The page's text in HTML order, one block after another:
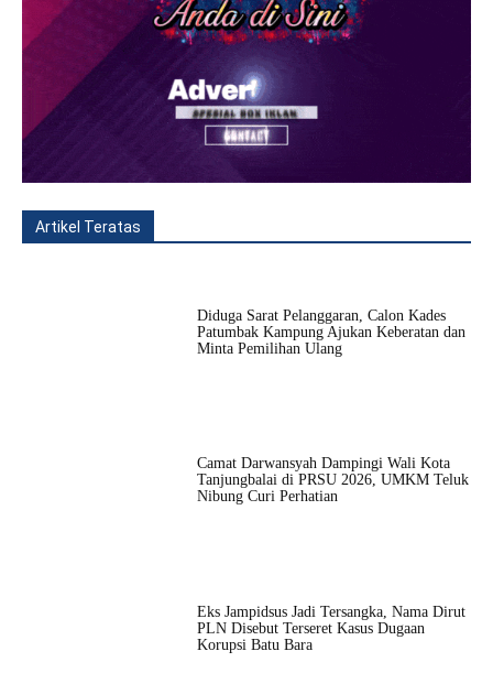
Artikel Teratas
Diduga Sarat Pelanggaran, Calon Kades
Patumbak Kampung Ajukan Keberatan dan
Minta Pemilihan Ulang
Camat Darwansyah Dampingi Wali Kota
Tanjungbalai di PRSU 2026, UMKM Teluk
Nibung Curi Perhatian
Eks Jampidsus Jadi Tersangka, Nama Dirut
PLN Disebut Terseret Kasus Dugaan
Korupsi Batu Bara